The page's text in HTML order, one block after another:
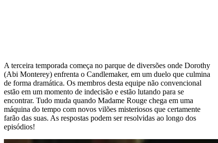
A terceira temporada começa no parque de diversões onde Dorothy
(Abi Monterey) enfrenta o Candlemaker, em um duelo que culmina
de forma dramática. Os membros desta equipe não convencional
estão em um momento de indecisão e estão lutando para se
encontrar. Tudo muda quando Madame Rouge chega em uma
máquina do tempo com novos vilões misteriosos que certamente
farão das suas. As respostas podem ser resolvidas ao longo dos
episódios!